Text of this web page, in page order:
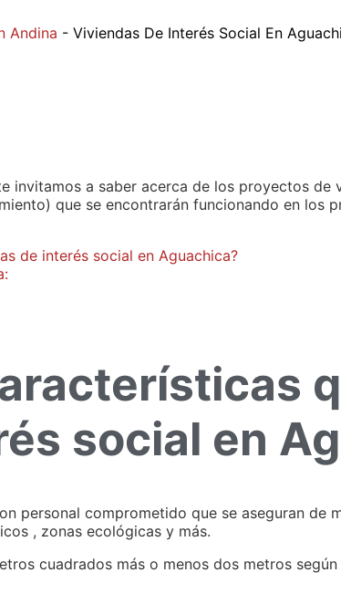
Andina - Viviendas De Interés Social En
a saber acerca de los proyectos de
que se encontrarán funcionando en los
de interés social en Aguachica?
social en
personal comprometido que se aseguran de
, zonas ecológicas y más.
cuadrados más o menos dos metros